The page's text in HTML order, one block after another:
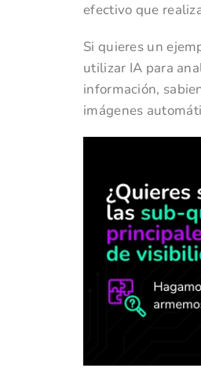
efectivo que
Si quieres un
utilizar IA para
información,
imágenes